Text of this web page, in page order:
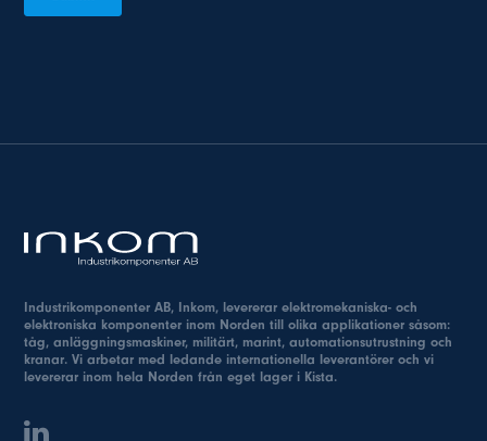
Industrikomponenter AB, Inkom, levererar elektromekaniska- och
elektroniska komponenter inom Norden till olika applikationer såsom:
tåg, anläggningsmaskiner, militärt, marint, automationsutrustning och
kranar. Vi arbetar med ledande internationella leverantörer och vi
levererar inom hela Norden från eget lager i Kista.